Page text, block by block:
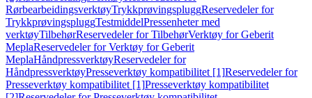
RørbearbeidingsverktøyTrykkprøvingspluggReservedeler for
TrykkprøvingspluggTestmiddelPressenheter med
verktøyTilbehørReservedeler for TilbehørVerktøy for Geberit
MeplaReservedeler for Verktøy for Geberit
MeplaHåndpressverktøyReservedeler for
HåndpressverktøyPresseverktøy kompatibilitet [1]Reservedeler for
Presseverktøy kompatibilitet [1]Presseverktøy kompatibilitet